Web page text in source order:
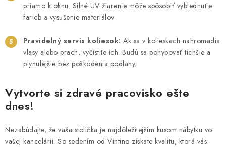
priamo k oknu. Silné UV žiarenie môže spôsobiť vyblednutie
farieb a vysušenie materiálov.
Pravidelný servis koliesok: Ak sa v kolieskach nahromadia
vlasy alebo prach, vyčistite ich. Budú sa pohybovať tichšie a
plynulejšie bez poškodenia podlahy.
Vytvorte si zdravé pracovisko ešte
dnes!
Nezabúdajte, že vaša stolička je najdôležitejším kusom nábytku vo
vašej kancelárii. So sedením od Vintino získate kvalitu, ktorá vás